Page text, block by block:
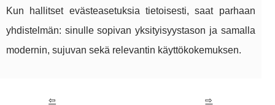
Kun hallitset evästeasetuksia tietoisesti, saat parhaan
yhdistelmän: sinulle sopivan yksityisyystason ja samalla
modernin, sujuvan sekä relevantin käyttökokemuksen.